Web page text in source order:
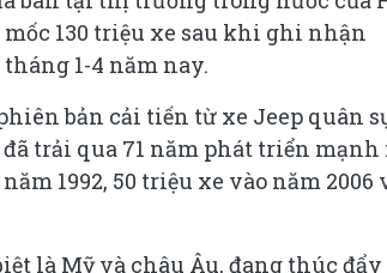
mốc 130 triệu xe sau khi ghi nhận
1-4 năm nay.
bản cải tiến từ xe Jeep quân
trải qua 71 năm phát triển mạnh
1992, 50 triệu xe vào năm 2006
là Mỹ và châu Âu, đang thúc đẩy